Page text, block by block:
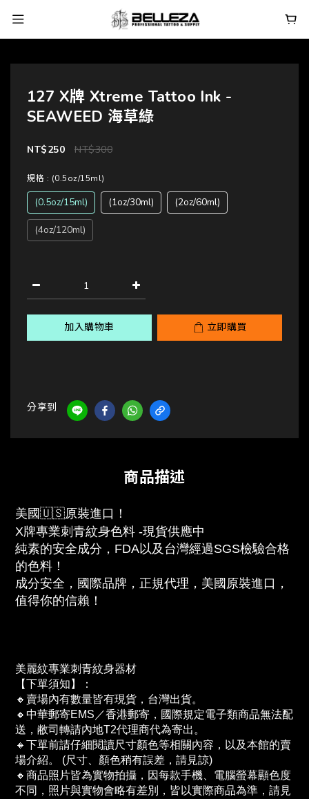
127 X牌 Xtreme Tattoo Ink -
SEAWEED 海草綠
NT$300
NT$250
規格 : (0.5oz/15ml)
(0.5oz/15ml) (1oz/30ml) (2oz/60ml)
(4oz/120ml)
加入購物車 立即購買
分享到
商品描述
美國🇺🇸原裝進口！
X牌專業刺青紋身色料 -現貨供應中
純素的安全成分，FDA以及台灣經過SGS檢驗合格
的色料！
成分安全，國際品牌，正規代理，美國原裝進口，
值得你的信賴！
美麗紋專業刺青紋身器材
【下單須知】：
🔸賣場內有數量皆有現貨，台灣出貨。
🔸中華郵寄EMS／香港郵寄，國際規定電子類商品無法配
送，敝司轉請內地T2代理商代為寄出。
🔸下單前請仔細閱讀尺寸顏色等相關內容，以及本館的賣
場介紹。 (尺寸、顏色稍有誤差，請見諒)
🔸商品照片皆為實物拍攝，因每款手機、電腦螢幕顯色度
不同，照片與實物會略有差別，皆以實際商品為準，請見